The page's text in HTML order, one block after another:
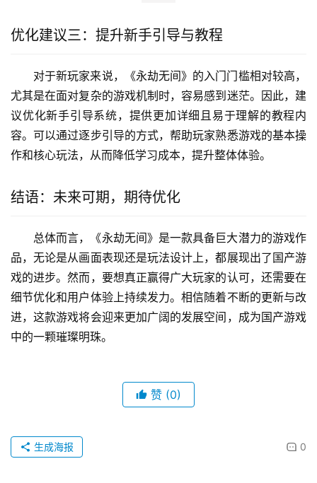
优化建议三：提升新手引导与教程
对于新玩家来说，《永劫无间》的入门门槛相对较高，
尤其是在面对复杂的游戏机制时，容易感到迷茫。因此，建
议优化新手引导系统，提供更加详细且易于理解的教程内
容。可以通过逐步引导的方式，帮助玩家熟悉游戏的基本操
作和核心玩法，从而降低学习成本，提升整体体验。
结语：未来可期，期待优化
总体而言，《永劫无间》是一款具备巨大潜力的游戏作
品，无论是从画面表现还是玩法设计上，都展现出了国产游
戏的进步。然而，要想真正赢得广大玩家的认可，还需要在
细节优化和用户体验上持续发力。相信随着不断的更新与改
进，这款游戏将会迎来更加广阔的发展空间，成为国产游戏
中的一颗璀璨明珠。
赞 (0)
0
生成海报